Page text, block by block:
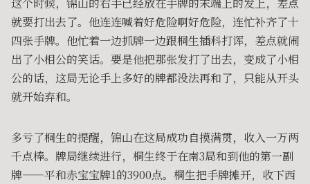
这个时候，锦山的右手已经放在手牌的末端上的发上，差点
就要打出去了。他连连喊着好危险啊好危险，连忙补齐了十
四张手牌。他忙着一边抓牌一边跟桐生插科打诨，差点就闹
出了小相公的笑话。要是他把那张发打了出去，变成了小相
公的话，这局无论手上多好的牌都没法再和了，只能从开头
就开始弃和。
多亏了桐生的提醒，锦山在这局成功自摸满贯，收入一万两
千点棒。牌局继续进行，桐生终于在南3局和到他的第一副
牌——平和赤宝宝牌1的3900点。桐生把手牌摊开，收下西